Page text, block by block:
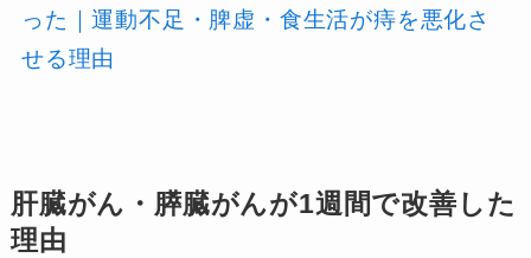
った｜運動不足・脾虚・食生活が痔を悪化さ
せる理由
肝臓がん・膵臓がんが1週間で改善した
理由